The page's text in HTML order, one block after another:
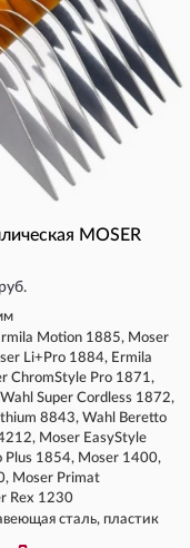
MOSER
Motion 1885, Moser
Li+Pro 1884, Ermila
ChromStyle Pro 1871,
Super Cordless 1872,
8843, Wahl Beretto
Moser EasyStyle
Plus 1854, Moser 1400,
Moser Primat
Rex 1230
сталь, пластик